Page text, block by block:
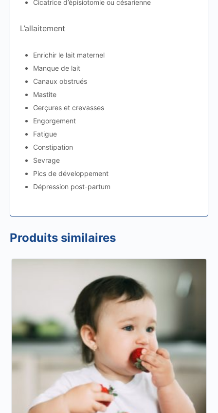
Cicatrice d’épisiotomie ou césarienne
L’allaitement
Enrichir le lait maternel
Manque de lait
Canaux obstrués
Mastite
Gerçures et crevasses
Engorgement
Fatigue
Constipation
Sevrage
Pics de développement
Dépression post-partum
Produits similaires